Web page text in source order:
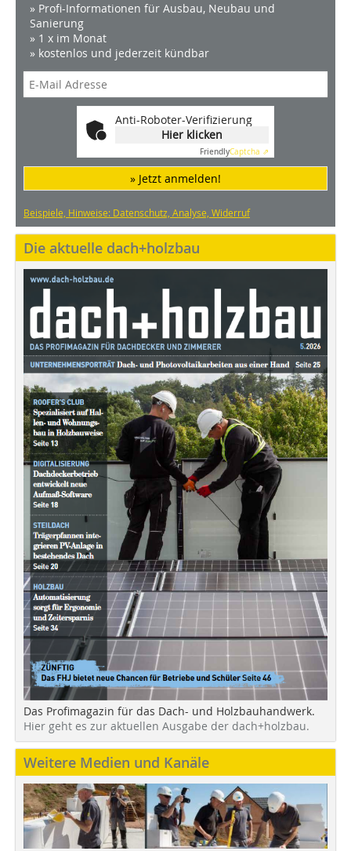
» Profi-Informationen für Ausbau, Neubau und
Sanierung
» 1 x im Monat
» kostenlos und jederzeit kündbar
Anti-Roboter-Verifizierung
Hier klicken
FriendlyCaptcha ⇗
» Jetzt anmelden!
Beispiele, Hinweise: Datenschutz, Analyse, Widerruf
Die aktuelle dach+holzbau
Das Profimagazin für das Dach- und Holzbauhandwerk.
Hier geht es zur aktuellen Ausgabe der dach+holzbau.
Weitere Medien und Kanäle